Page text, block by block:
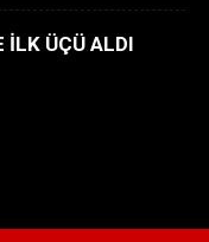
İLK ÜÇÜ ALDI